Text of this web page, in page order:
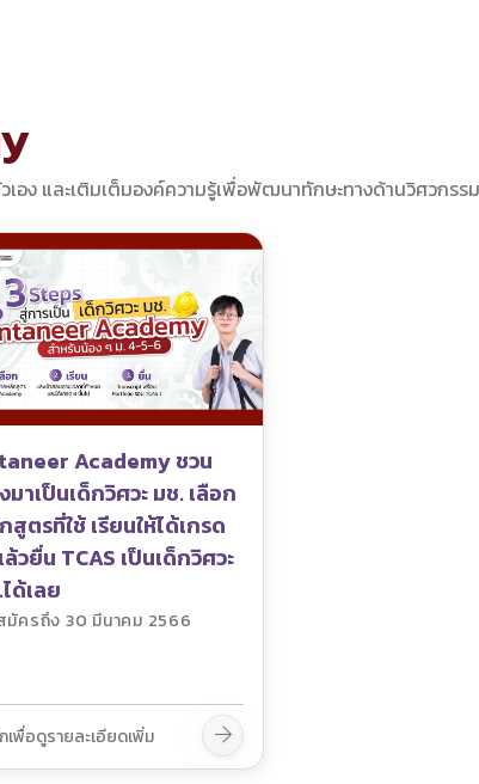
อง และเติมเต็มองค์ความรู้เพื่อพัฒนาทักษะทางด้านวิศวกร
Academy ชวน
มาเป็นเด็กวิศวะ มช. เลือก
สูตรที่ใช้ เรียนให้ได้เกรด
วยื่น TCAS เป็นเด็กวิศวะ
ด้เลย
มัครถึง 30 มีนาคม 2566
เพื่อดูรายละเอียดเพิ่ม